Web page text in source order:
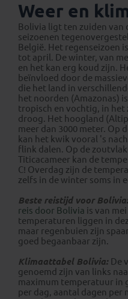
Weer en
Bolivia ligt ten zuiden van
seizoenen
België. Het regenseizoen
tot april. De winter, van
en het kan erg koud zijn.
beïnvloed door de
die het land in
het noorden (Amazonas)
tropisch en vochtig, in het
droog. Het hoogland
meer dan 3000 meter. Op
kan het kwik vooral 's
flink dalen. Op de
Titicacameer kan de
C! Overdag zijn de
zelfs in de winter soms in
Beste reistijd voor Bolivia:
reis door Bolivia is van
temperaturen liggen in
maar regenbuien zijn
goed begaanbaar zijn.
Klimaattabel Bolivia: De
genoemd zijn van links
maximum temperatuur in
per dag, aantal dagen per